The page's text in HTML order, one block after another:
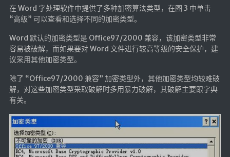
在 Word 字处理软件中提供了多种加密算法类型，在图 3 中单击
“高级” 可以查看和选择不同的加密类型。
Word 默认的加密类型是 Office97/2000 兼容，该加密类型非常
容易被破解，而如果要对 Word 文件进行较高等级的安全保护，建
议采用其他加密类型。
除了 “Office97/2000 兼容” 加密类型外，其他加密类型均较难破
解，对这些加密类型采取破解时多用暴力破解，其破解主要跟字典
有关。
找建筑 土木资源
🔨工具
帮你百度
文件传输
文库下载
图片加水印